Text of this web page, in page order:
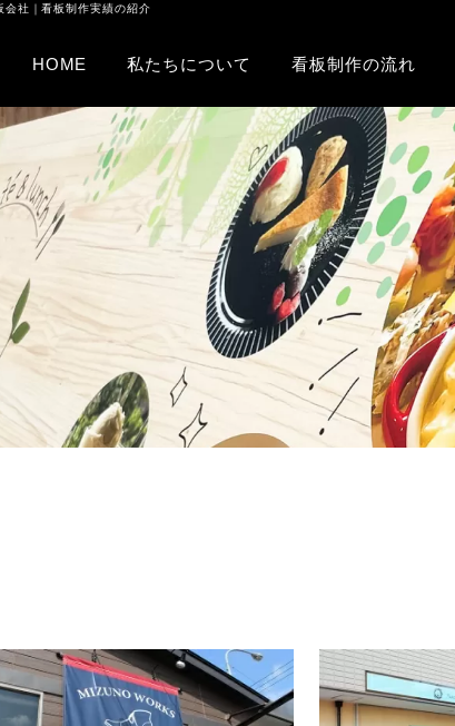
社｜看板制作実績の紹介
HOME 私たちについて 看板制作の流れ